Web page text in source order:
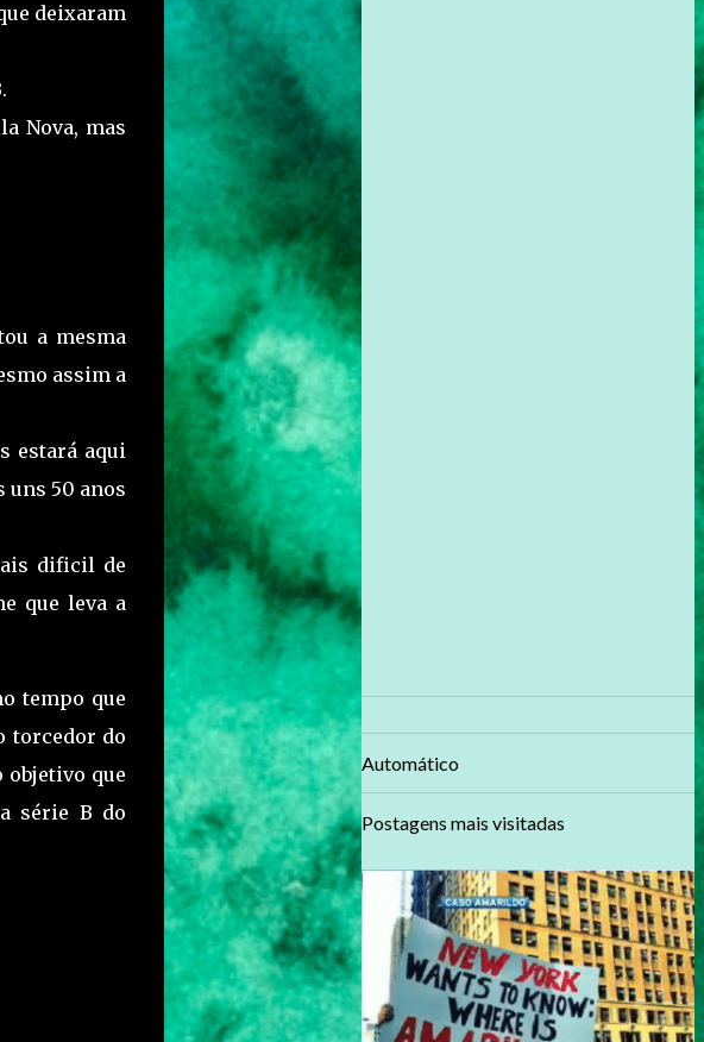
deixaram
Nova, mas
a mesma
assim a
estará aqui
uns 50 anos
dificil de
que leva a
tempo que
torcedor do
objetivo que
série B do
Automático
Postagens mais visitadas